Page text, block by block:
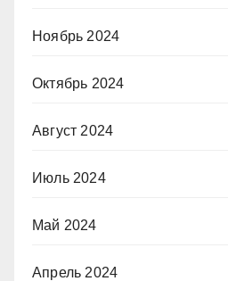
Ноябрь 2024
Октябрь 2024
Август 2024
Июль 2024
Май 2024
Апрель 2024